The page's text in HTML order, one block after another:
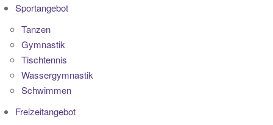
Sportangebot
Tanzen
Gymnastik
Tischtennis
Wassergymnastik
Schwimmen
Freizeitangebot